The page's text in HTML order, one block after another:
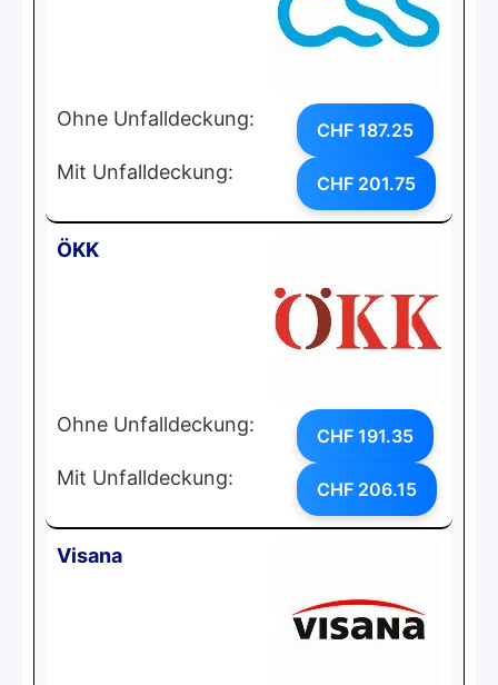
Ohne Unfalldeckung: CHF 187.25
Mit Unfalldeckung: CHF 201.75
ÖKK
Ohne Unfalldeckung: CHF 191.35
Mit Unfalldeckung: CHF 206.15
Visana